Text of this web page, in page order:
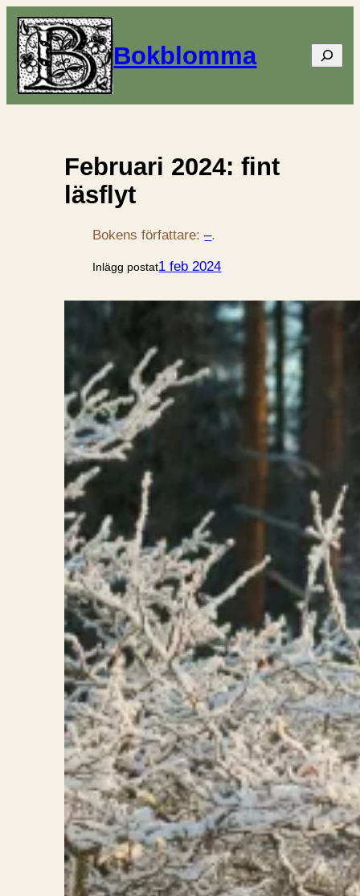
Bokblomma Sök
Februari 2024: fint
läsflyt
Bokens författare:–.
Inlägg postat1 feb 2024